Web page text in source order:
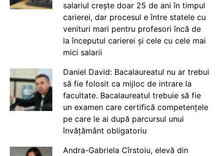
salariul crește doar 25 de ani în timpul
carierei, dar procesul e între statele cu
venituri mari pentru profesori încă de
la începutul carierei și cele cu cele mai
mici salarii
Daniel David: Bacalaureatul nu ar trebui
să fie folosit ca mijloc de intrare la
facultate. Bacalaureatul trebuie să fie
un examen care certifică competențele
pe care le ai după parcursul unui
învățământ obligatoriu
Andra-Gabriela Cîrstoiu, elevă din